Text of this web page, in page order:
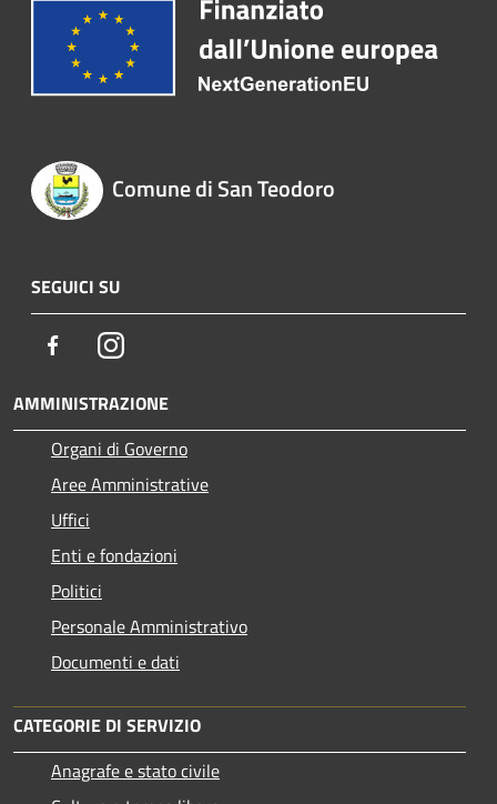
Comune di San Teodoro
SEGUICI SU
FacebookInstagram
AMMINISTRAZIONE
Organi di Governo
Aree Amministrative
Uffici
Enti e fondazioni
Politici
Personale Amministrativo
Documenti e dati
CATEGORIE DI SERVIZIO
Anagrafe e stato civile